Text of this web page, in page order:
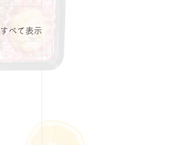
すべて表示